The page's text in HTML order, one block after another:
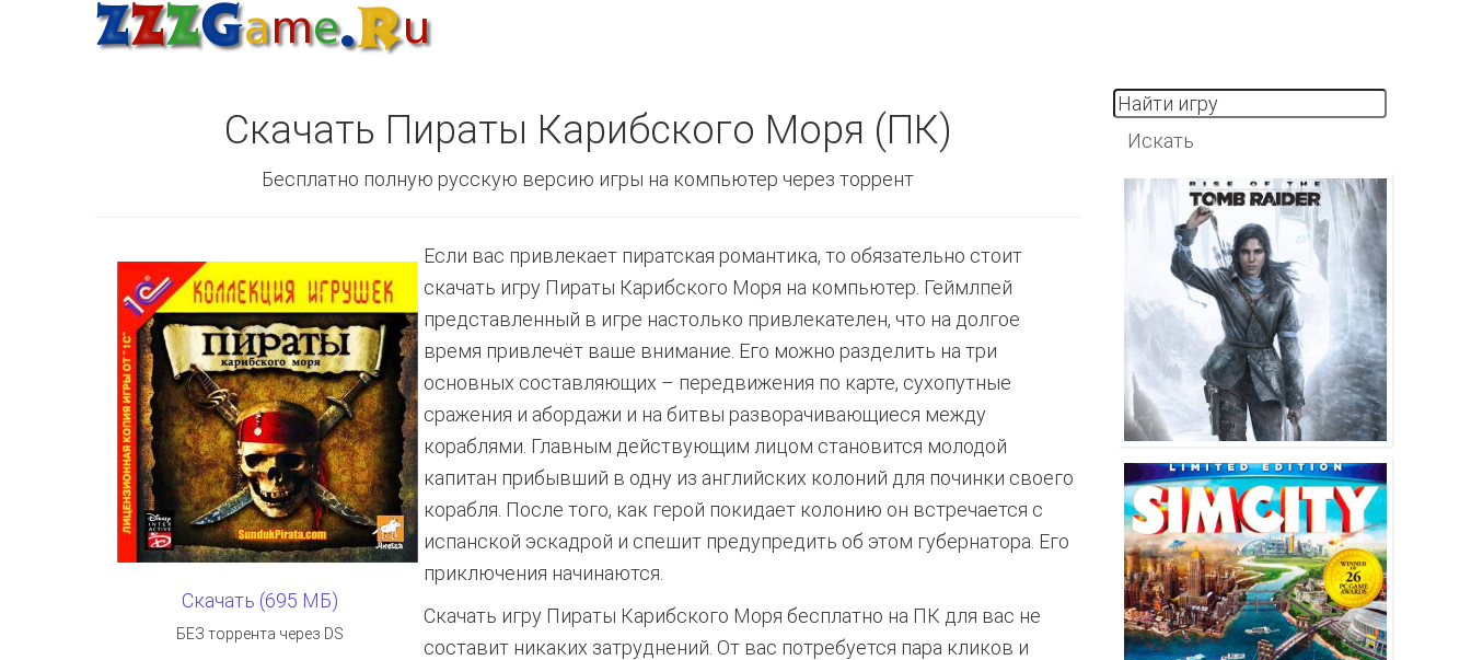
Скачать Пираты Карибского Моря (ПК)
Бесплатно полную русскую версию игры на компьютер через торрент
Скачать (695 МБ)
БЕЗ торрента через DS
Если вас привлекает пиратская романтика, то обязательно стоит
скачать игру Пираты Карибского Моря на компьютер. Геймлпей
представленный в игре настолько привлекателен, что на долгое
время привлечёт ваше внимание. Его можно разделить на три
основных составляющих – передвижения по карте, сухопутные
сражения и абордажи и на битвы разворачивающиеся между
кораблями. Главным действующим лицом становится молодой
капитан прибывший в одну из английских колоний для починки своего
корабля. После того, как герой покидает колонию он встречается с
испанской эскадрой и спешит предупредить об этом губернатора. Его
приключения начинаются.
Скачать игру Пираты Карибского Моря бесплатно на ПК для вас не
составит никаких затруднений. От вас потребуется пара кликов и